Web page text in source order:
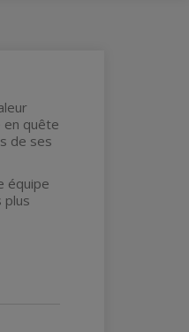
en quête
de ses
équipe
plus